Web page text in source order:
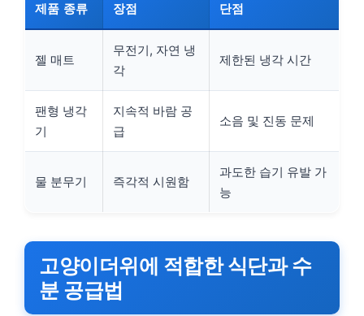
제품 종류 장점 단점
젤 매트
무전기, 자연 냉
각
제한된 냉각 시간
팬형 냉각
기
지속적 바람 공
급
소음 및 진동 문제
물 분무기 즉각적 시원함
과도한 습기 유발 가
능
고양이더위에 적합한 식단과 수
분 공급법